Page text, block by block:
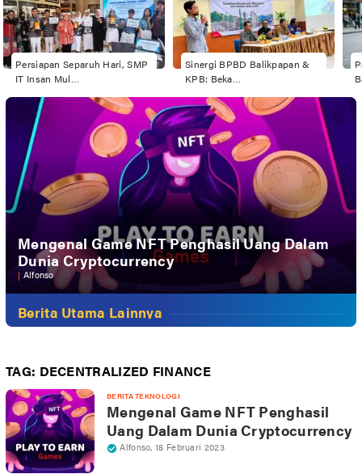
Persiapan Separuh Hari, SMP
IT Insan Mul…
Sinergi BPBD Balikpapan &
KPB: Beka…
Mengenal Game NFT Penghasil Uang Dalam
Dunia Cryptocurrency
| Alfonso
Berita Utama Lainnya
TAG: DECENTRALIZED FINANCE
BERITA TEKNOLOGI
Mengenal Game NFT Penghasil
Uang Dalam Dunia Cryptocurrency
Alfonso,18 Februari 2023